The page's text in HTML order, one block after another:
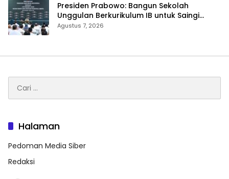
Presiden Prabowo: Bangun Sekolah
Unggulan Berkurikulum IB untuk Saingi
Dunia
Agustus 7, 2026
untuk:
Halaman
Pedoman Media Siber
Redaksi